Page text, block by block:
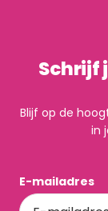
Schrijf
Blijf op de
in
E-mailadres